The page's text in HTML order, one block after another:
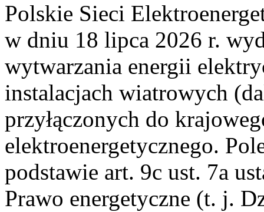
Polskie Sieci
w dniu 18 lipca 2026 r.
wytwarzania energii
instalacjach wiatrowych
przyłączonych do
elektroenergetycznego.
podstawie art. 9c ust. 7a
Prawo energetyczne (t. j.